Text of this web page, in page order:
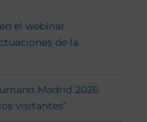
el webinar
de la
Madrid 2026
visitantes”